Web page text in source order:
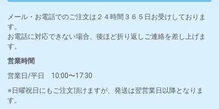
メール・お電話でのご注文は２４時間３６５日お受けしておりま
す。
お電話に対応できない場合、後ほど折り返しご連絡を差し上げま
す。
営業時間
営業日/平日 10:00〜17:30
※日曜祝日にもご注文頂けますが、発送は翌営業日以降となりま
す。